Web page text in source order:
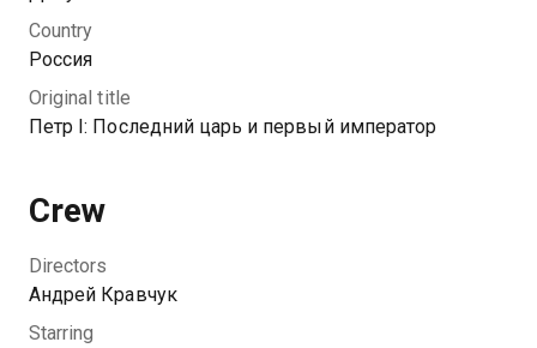
реконструировать на экране наиболее значимые
события из жизни Петра Великого, используя
графики. Создатели проекта покажут, как последний
российский царь взошел на престол, хотя был
профессиональной армии и флота; и как всего за
империю в мировые лидеры.
You can watch 1 season of the series Петр I:
Country
Россия
Original title
Петр I: Последний царь и первый император
Crew
Directors
Андрей Кравчук
Starring